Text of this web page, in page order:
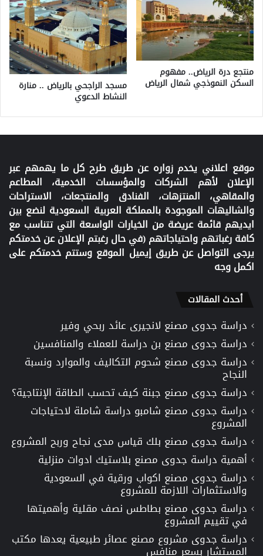
منتجع درة الرياض.. مفهوم
السكن النموذجي شمال الرياض مسجد الراجحي بالرياض .. منارة
النشاط الدعوي
موقع اعلاني يخدم زواره عن طريق طرح كل ما يهمهم عبر
الإعلان لأهم الشركات والمؤسسات الخدمية، المطاعم
والمقاهي، المنتزهات، الفنادق والمنتجعات، الاستراحات
والشاليهات الموجودة بالمملكة العربية السعودية لنضع بين
ايديهم قائمة عريضة من الخيارات الواسعة التي تتناسب مع
كافة رغباتهم واحتياجاتهم (في حال رغبتم الإعلان عن خدمتكم
يرجى التواصل عن طريق إيميل الموقع وستتم خدمتكم على
اكمل وجه
أحدث المقالات
دراسة جدوى مصنع لانجيرى عائد ربحي وفير
دراسة جدوى مصنع بن دراسة للعملاء والمنافسين
دراسة جدوى مصنع شحوم التكاليف والموارد ونسبة
النجاح
دراسة جدوى مصنع جبنة كيف تحسب الطاقة الإنتاجية؟
دراسة جدوى مصنع شامبو دراسة شاملة لاحتياجات
المشروع
دراسة جدوى مصنع بلك قياس مدى نجاح وربح المشروع
أهمية دراسة جدوى مصنع بلاستيك ادوات منزلية
دراسة جدوى مصنع اكواب ورقية في السعودية
والاستثمارات اللازمة للمشروع
دراسة جدوى مصنع بطاطس نصف مقلية وأهميتها
في تقييم المشروع
دراسة جدوى مشروع مصنع عصائر طبيعية يعدها مكتب
المستشار بسعر منافس